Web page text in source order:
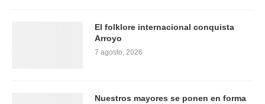
El folklore internacional conquista
Arroyo
7 agosto, 2026
Nuestros mayores se ponen en forma